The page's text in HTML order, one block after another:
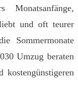
und oft teurer
Sommermonate
Umzug beraten